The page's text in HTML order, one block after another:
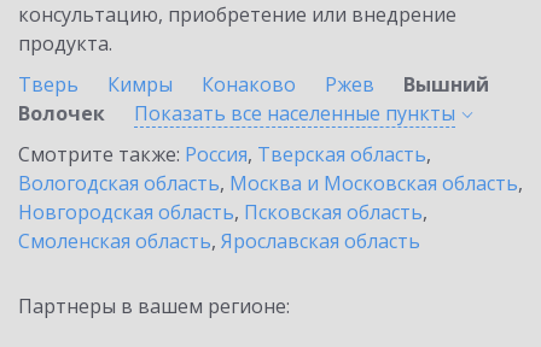
консультацию, приобретение или внедрение
продукта.
Тверь
Кимры Конаково Ржев
Вышний
Волочек
Показать все населенные пункты
Смотрите также: Россия, Тверская область,
Вологодская область, Москва и Московская область,
Новгородская область, Псковская область,
Смоленская область, Ярославская область
Партнеры в вашем регионе: